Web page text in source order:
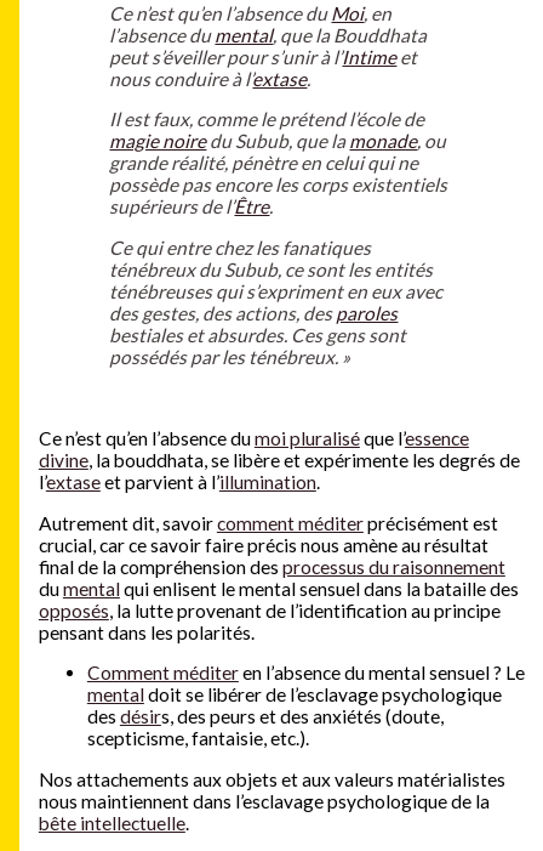
Ce n’est qu’en l’absence duMoi, en
l’absence dumental, que la Bouddhata
peut s’éveiller pour s’unir à l’Intimeet
nous conduire à l’extase.
Il est faux, comme le prétend l’école de
magie noiredu Subub, que lamonade, ou
grande réalité, pénètre en celui qui ne
possède pas encore les corps existentiels
supérieurs de l’Être.
Ce qui entre chez les fanatiques
ténébreux du Subub, ce sont les entités
ténébreuses qui s’expriment en eux avec
des gestes, des actions, desparoles
bestiales et absurdes. Ces gens sont
possédés par les ténébreux. »
Ce n’est qu’en l’absence dumoi pluraliséque l’essence
divine, la bouddhata, se libère et expérimente les degrés de
l’extaseet parvient à l’illumination.
Autrement dit, savoircomment méditerprécisément est
crucial, car ce savoir faire précis nous amène au résultat
final de la compréhension des processus du raisonnement
dumentalqui enlisent le mental sensuel dans la bataille des
opposés, la lutte provenant de l’identification au principe
pensant dans les polarités.
Comment méditeren l’absence du mental sensuel ? Le
mentaldoit se libérer de l’esclavage psychologique
des désirs, des peurs et des anxiétés (doute,
scepticisme, fantaisie, etc.).
Nos attachements aux objets et aux valeurs matérialistes
nous maintiennent dans l’esclavage psychologique de la
bête intellectuelle.